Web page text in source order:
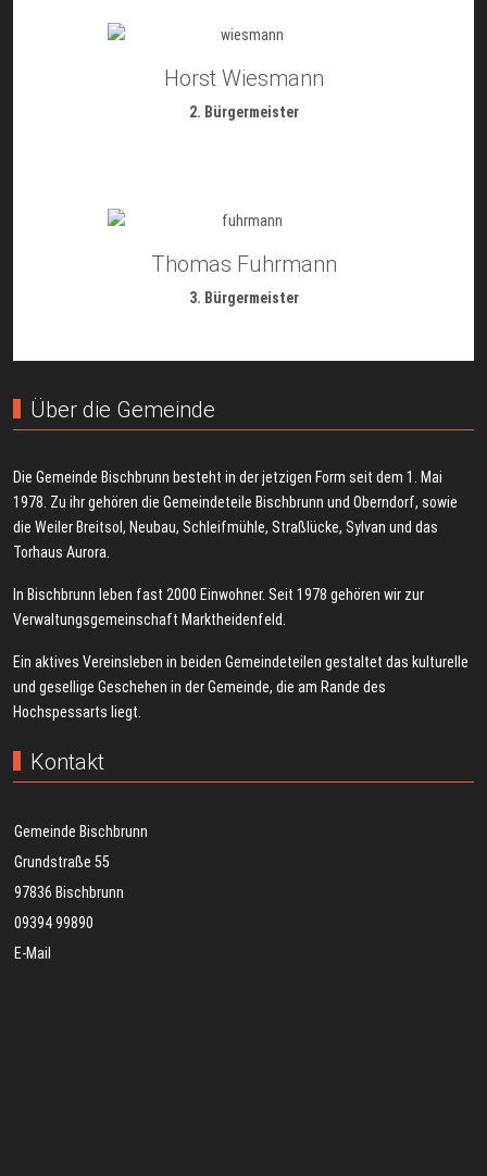
Horst Wiesmann
2. Bürgermeister
Thomas Fuhrmann
3. Bürgermeister
Über die Gemeinde
Die Gemeinde Bischbrunn besteht in der jetzigen Form seit dem 1. Mai
1978. Zu ihr gehören die Gemeindeteile Bischbrunn und Oberndorf, sowie
die Weiler Breitsol, Neubau, Schleifmühle, Straßlücke, Sylvan und das
Torhaus Aurora.
In Bischbrunn leben fast 2000 Einwohner. Seit 1978 gehören wir zur
Verwaltungsgemeinschaft Marktheidenfeld.
Ein aktives Vereinsleben in beiden Gemeindeteilen gestaltet das kulturelle
und gesellige Geschehen in der Gemeinde, die am Rande des
Hochspessarts liegt.
Kontakt
Gemeinde Bischbrunn
Grundstraße 55
97836 Bischbrunn
09394 99890
E-Mail